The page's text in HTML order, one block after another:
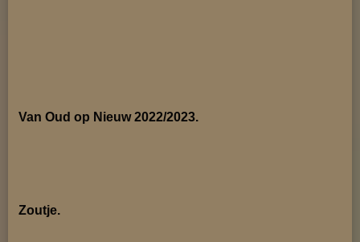
Van Oud op Nieuw 2022/2023.
Zoutje.